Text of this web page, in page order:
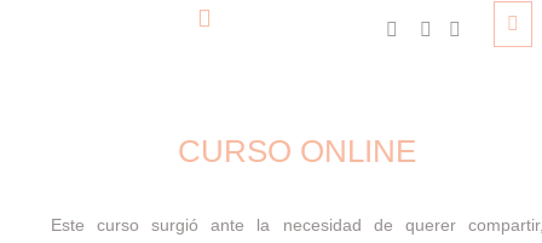
CURSO ONLINE
Este curso surgió ante la necesidad de querer